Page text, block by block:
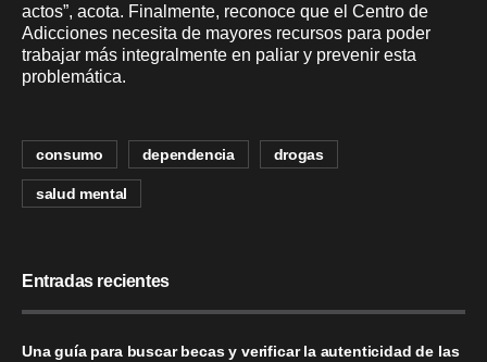
actos”, acota. Finalmente, reconoce que el Centro de
Adicciones necesita de mayores recursos para poder
trabajar más integralmente en paliar y prevenir esta
problemática.
consumo dependencia drogas
salud mental
Entradas recientes
Una guía para buscar becas y verificar la autenticidad de las